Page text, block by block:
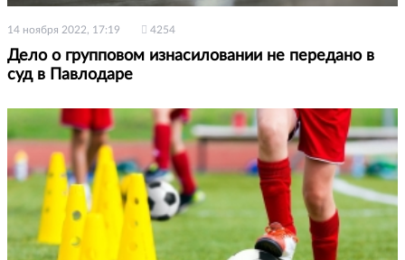
14 ноября 2022, 17:19 4254
Дело о групповом изнасиловании не передано в
суд в Павлодаре